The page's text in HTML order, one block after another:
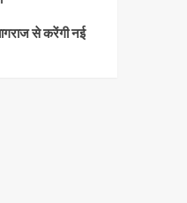
से करेंगी नई